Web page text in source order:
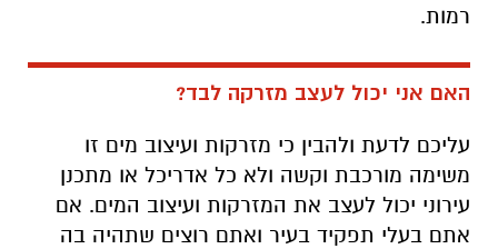
רמות.
האם אני יכול לעצב מזרקה לבד?
עליכם לדעת ולהבין כי מזרקות ועיצוב מים זו
משימה מורכבת וקשה ולא כל אדריכל או מתכנן
עירוני יכול לעצב את המזרקות ועיצוב המים. אם
אתם בעלי תפקיד בעיר ואתם רוצים שתהיה בה